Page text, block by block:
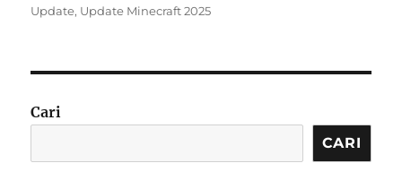
Update, Update Minecraft 2025
Cari
CARI